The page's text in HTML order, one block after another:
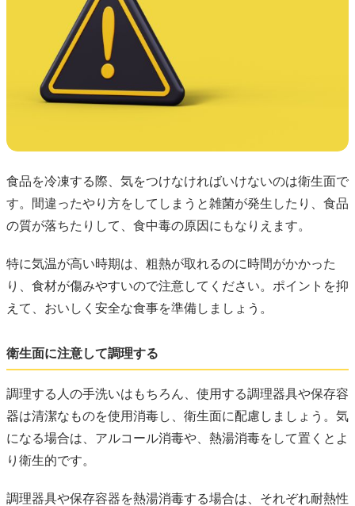
食品を冷凍する際、気をつけなければいけないのは衛生面で
す。間違ったやり方をしてしまうと雑菌が発生したり、食品
の質が落ちたりして、食中毒の原因にもなりえます。
特に気温が高い時期は、粗熱が取れるのに時間がかかった
り、食材が傷みやすいので注意してください。ポイントを抑
えて、おいしく安全な食事を準備しましょう。
衛生面に注意して調理する
調理する人の手洗いはもちろん、使用する調理器具や保存容
器は清潔なものを使用消毒し、衛生面に配慮しましょう。気
になる場合は、アルコール消毒や、熱湯消毒をして置くとよ
り衛生的です。
調理器具や保存容器を熱湯消毒する場合は、それぞれ耐熱性